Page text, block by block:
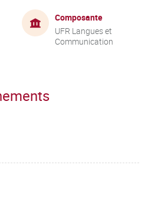
Composante
UFR Langues et
Communication